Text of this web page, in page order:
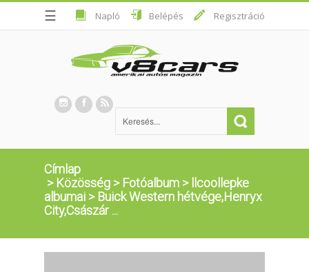
☰ Napló Belépés Regisztráció
Címlap
> Közösség > Fotóalbum > llcoollepke
albumai > Buick Western hétvége,Henryx
City,Császár ...